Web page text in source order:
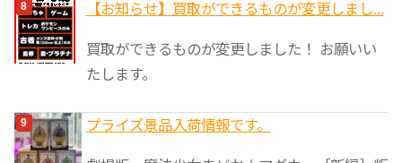
【お知らせ】買取ができるものが変更しまし...
買取ができるものが変更しました！ お願いい
たします。
プライズ景品入荷情報です。